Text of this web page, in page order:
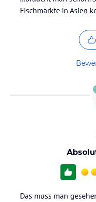
Fischmärkte in Asien
Das muss man